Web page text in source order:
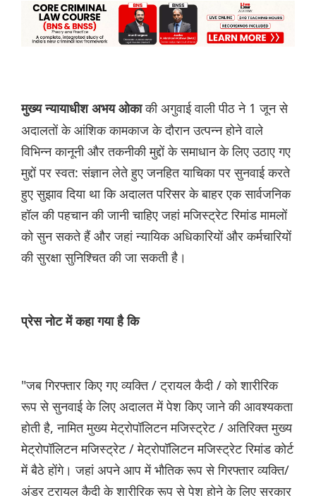
मुख्य न्यायाधीश अभय ओकाकी अगुवाई वाली पीठ ने 1 जून से
अदालतों के आंशिक कामकाज के दौरान उत्पन्न होने वाले
विभिन्न कानूनी और तकनीकी मुद्दों के समाधान के लिए उठाए गए
मुद्दों पर स्वत: संज्ञान लेते हुए जनहित याचिका पर सुनवाई करते
हुए सुझाव दिया था कि अदालत परिसर के बाहर एक सार्वजनिक
हॉल की पहचान की जानी चाहिए जहां मजिस्ट्रेट रिमांड मामलों
को सुन सकते हैं और जहां न्यायिक अधिकारियों और कर्मचारियों
की सुरक्षा सुनिश्चित की जा सकती है।
प्रेस नोट में कहा गया है कि
"जब गिरफ्तार किए गए व्यक्ति / ट्रायल कैदी / को शारीरिक
रूप से सुनवाई के लिए अदालत में पेश किए जाने की आवश्यकता
होती है, नामित मुख्य मेट्रोपॉलिटन मजिस्ट्रेट / अतिरिक्त मुख्य
मेट्रोपॉलिटन मजिस्ट्रेट / मेट्रोपॉलिटन मजिस्ट्रेट रिमांड कोर्ट
में बैठे होंगे। जहां अपने आप में भौतिक रूप से गिरफ्तार व्यक्ति/
अंडर ट्रायल कैदी के शारीरिक रूप से पेश होने के लिए सरकार